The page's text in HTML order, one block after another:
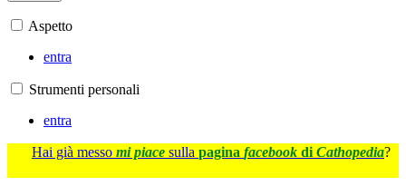
Aspetto
entra
Strumenti personali
entra
Hai già messo mi piace sulla pagina facebook di Cathopedia?